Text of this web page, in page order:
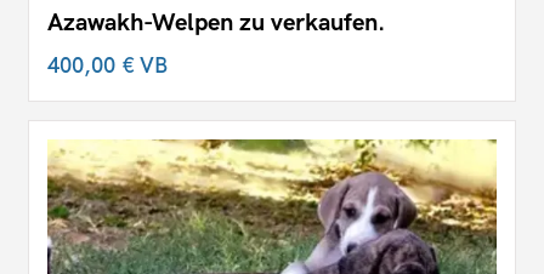
Azawakh-Welpen zu verkaufen.
400,00 €VB